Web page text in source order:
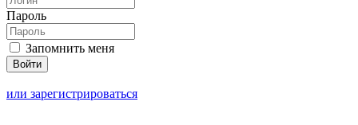
Пароль
Запомнить меня
или зарегистрироваться